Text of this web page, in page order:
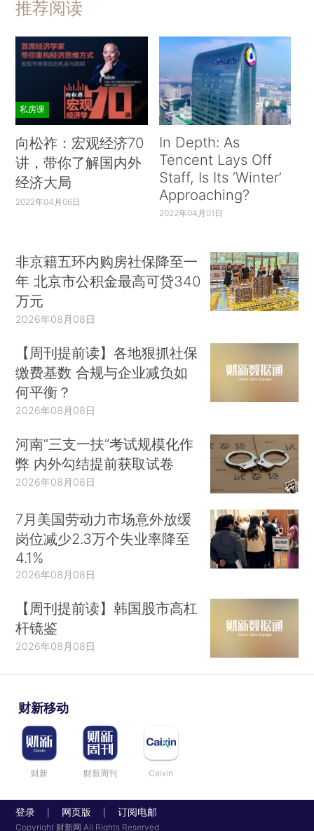
推荐阅读
私房课
向松祚：宏观经济70
讲，带你了解国内外
经济大局
2022年04月06日
In Depth: As
Tencent Lays Off
Staff, Is Its ‘Winter’
Approaching?
2022年04月01日
非京籍五环内购房社保降至一
年 北京市公积金最高可贷340
万元
2026年08月08日
【周刊提前读】各地狠抓社保
缴费基数 合规与企业减负如
何平衡？
2026年08月08日
河南“三支一扶”考试规模化作
弊 内外勾结提前获取试卷
2026年08月08日
7月美国劳动力市场意外放缓
岗位减少2.3万个失业率降至
4.1%
2026年08月08日
【周刊提前读】韩国股市高杠
杆镜鉴
2026年08月08日
财新移动
财新 财新周刊 Caixin
登录 网页版 订阅电邮
Copyright 财新网 All Rights Reserved